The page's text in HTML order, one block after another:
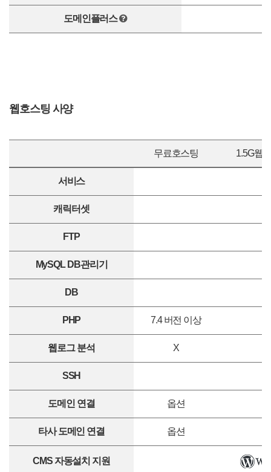
도메인플러스
웹호스팅 사양
무료호스팅 1.5G웹
서비스
캐릭터셋
FTP
MySQL DB관리기
DB
PHP 7.4 버전 이상
웹로그 분석 X
SSH
도메인 연결 옵션
타사 도메인 연결 옵션
CMS 자동설치 지원